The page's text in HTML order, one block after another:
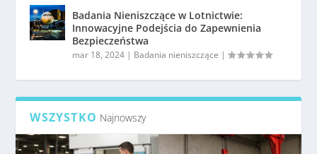
Badania Nieniszczące w Lotnictwie:
Innowacyjne Podejścia do Zapewnienia
Bezpieczeństwa
mar 18, 2024 | Badania nieniszczące |
WSZYSTKO Najnowszy